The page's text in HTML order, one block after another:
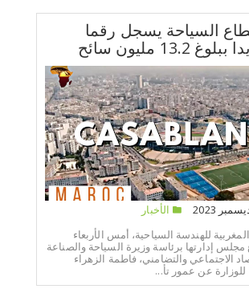
السياحة يسجل رقما
مليون سائح
الأخبار
للهندسة السياحية، أمس الأربعاء
مجلس إدارتها برئاسة وزيرة السياحة والصناعة
الاجتماعي والتضامني، فاطمة الزهراء
للوزارة عن عمور تأ...